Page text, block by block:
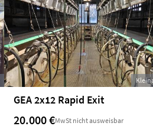
GEA 2x12 Rapid Exit
20.000 €MwSt nicht ausweisbar